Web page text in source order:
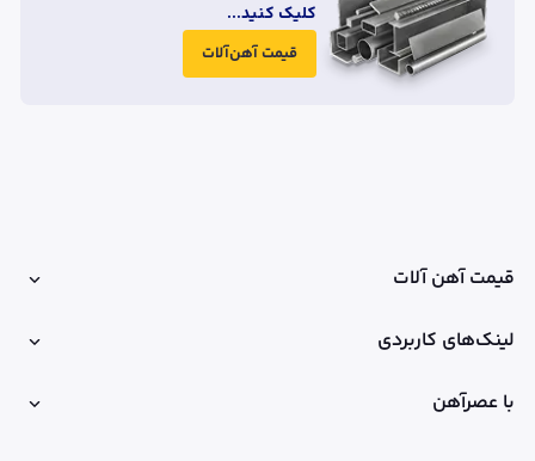
کلیک کنید...
قیمت آهن‌آلات
قیمت آهن آلات
لینک‌های کاربردی
با عصرآهن